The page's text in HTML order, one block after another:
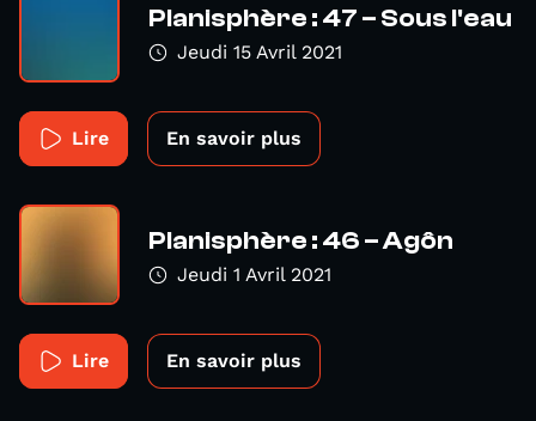
Planisphère : 47 – Sous l'eau
Jeudi 15 Avril 2021
Lire En savoir plus
Planisphère : 46 – Agôn
Jeudi 1 Avril 2021
Lire En savoir plus